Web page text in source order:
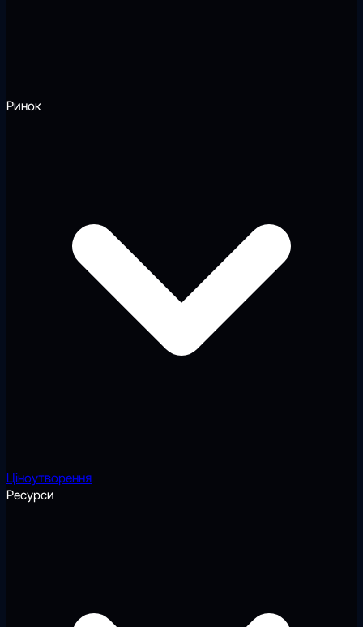
Ринок
Ціноутворення
Ресурси